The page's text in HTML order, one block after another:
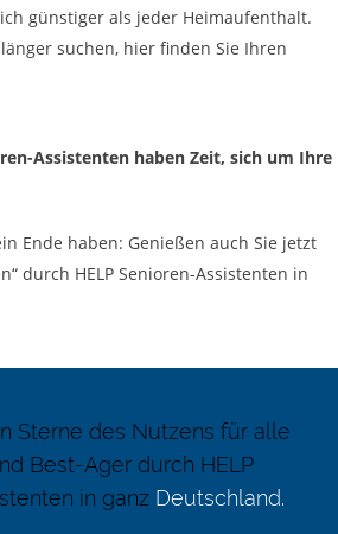
günstiger als jeder Heimaufenthalt.
suchen, hier finden Sie Ihren
Assistenten haben Zeit, sich um Ihre
Ende haben: Genießen auch Sie jetzt
durch HELP Senioren-Assistenten in
Sterne des Nutzens für alle
Best-Ager durch HELP
in ganz Deutschland.